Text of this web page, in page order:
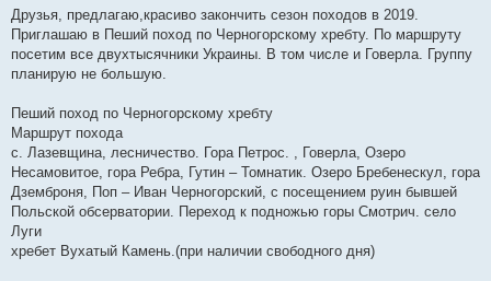
в
д
о
л
н
я
Друзья, предлагаю,красиво закончить сезон походов в 2019.
Приглашаю в Пеший поход по Черногорскому хребту. По маршруту
посетим все двухтысячники Украины. В том числе и Говерла. Группу
планирую не большую.
Пеший поход по Черногорскому хребту
Маршрут похода
с. Лазевщина, лесничество. Гора Петрос. , Говерла, Озеро
Несамовитое, гора Ребра, Гутин – Томнатик. Озеро Бребенескул, гора
Дземброня, Поп – Иван Черногорский, с посещением руин бывшей
Польской обсерватории. Переход к подножью горы Смотрич. село
Луги
хребет Вухатый Камень.(при наличии свободного дня)